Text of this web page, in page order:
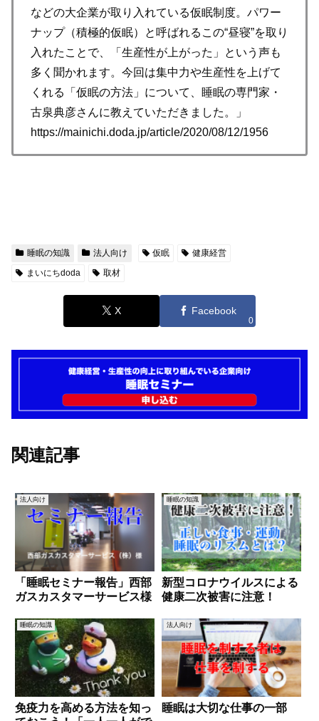
などの大企業が取り入れている仮眠制度。パワー
ナップ（積極的仮眠）と呼ばれるこの“昼寝”を取り
入れたことで、「生産性が上がった」という声も
多く聞かれます。今回は集中力や生産性を上げて
くれる「仮眠の方法」について、睡眠の専門家・
古泉典彦さんに教えていただきました。」
https://mainichi.doda.jp/article/2020/08/12/1956
睡眠の知識 法人向け 仮眠
健康経営
まいにちdoda
取材
X Facebook
0
関連記事
法人向け
「睡眠セミナー報告」西部
ガスカスタマーサービス様
睡眠の知識
新型コロナウイルスによる
健康二次被害に注意！
睡眠の知識
免疫力を高める方法を知っ
法人向け
睡眠は大切な仕事の一部